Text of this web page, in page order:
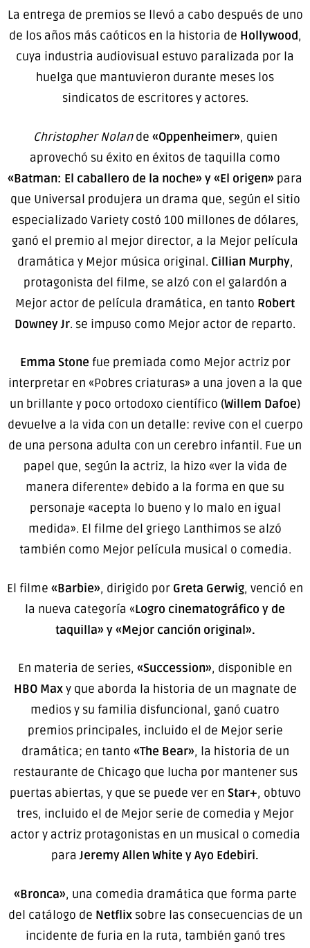
La entrega de premios se llevó a cabo después de uno
de los años más caóticos en la historia de Hollywood,
cuya industria audiovisual estuvo paralizada por la
huelga que mantuvieron durante meses los
sindicatos de escritores y actores.
Christopher Nolande «Oppenheimer», quien
aprovechó su éxito en éxitos de taquilla como
«Batman: El caballero de la noche» y «El origen» para
que Universal produjera un drama que, según el sitio
especializado Variety costó 100 millones de dólares,
ganó el premio al mejor director, a la Mejor película
dramática y Mejor música original. Cillian Murphy,
protagonista del filme, se alzó con el galardón a
Mejor actor de película dramática, en tanto Robert
Downey Jr. se impuso como Mejor actor de reparto.
Emma Stone fue premiada como Mejor actriz por
interpretar en «Pobres criaturas» a una joven a la que
un brillante y poco ortodoxo científico (Willem Dafoe)
devuelve a la vida con un detalle: revive con el cuerpo
de una persona adulta con un cerebro infantil. Fue un
papel que, según la actriz, la hizo «ver la vida de
manera diferente» debido a la forma en que su
personaje «acepta lo bueno y lo malo en igual
medida». El filme del griego Lanthimos se alzó
también como Mejor película musical o comedia.
El filme «Barbie», dirigido por Greta Gerwig, venció en
la nueva categoría «Logro cinematográfico y de
taquilla» y «Mejor canción original».
En materia de series, «Succession», disponible en
HBO Maxy que aborda la historia de un magnate de
medios y su familia disfuncional, ganó cuatro
premios principales, incluido el de Mejor serie
dramática; en tanto «The Bear», la historia de un
restaurante de Chicago que lucha por mantener sus
puertas abiertas, y que se puede ver en Star+, obtuvo
tres, incluido el de Mejor serie de comedia y Mejor
actor y actriz protagonistas en un musical o comedia
paraJeremy Allen White y Ayo Edebiri.
«Bronca», una comedia dramática que forma parte
del catálogo de Netflixsobre las consecuencias de un
incidente de furia en la ruta, también ganó tres